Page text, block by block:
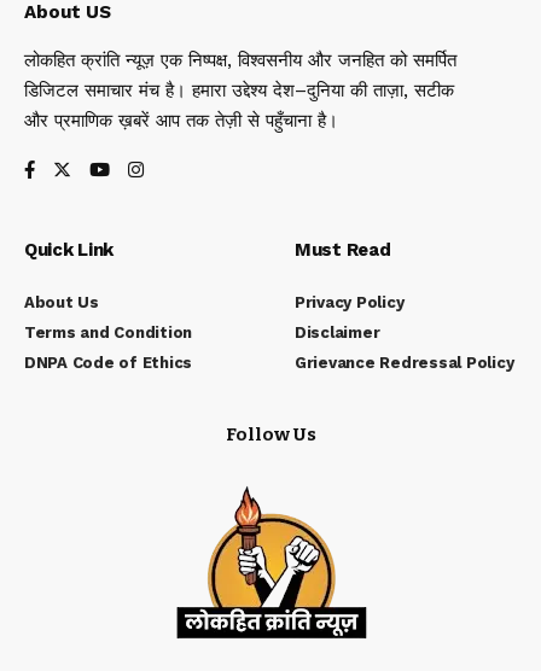
About US
लोकहित क्रांति न्यूज़ एक निष्पक्ष, विश्वसनीय और जनहित को समर्पित
डिजिटल समाचार मंच है। हमारा उद्देश्य देश–दुनिया की ताज़ा, सटीक
और प्रमाणिक ख़बरें आप तक तेज़ी से पहुँचाना है।
Quick Link
About Us
Terms and Condition
DNPA Code of Ethics
Must Read
Privacy Policy
Disclaimer
Grievance Redressal Policy
Follow Us